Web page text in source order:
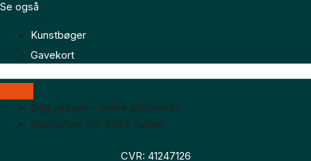
Se også
Kunstbøger
Gavekort
Boggaragen – online antikvariat
Marktoften 7H, 8464 Galten
CVR: 41247126